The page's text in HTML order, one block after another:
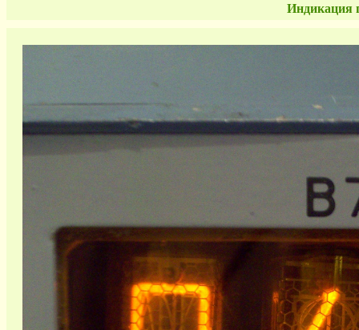
Индикация